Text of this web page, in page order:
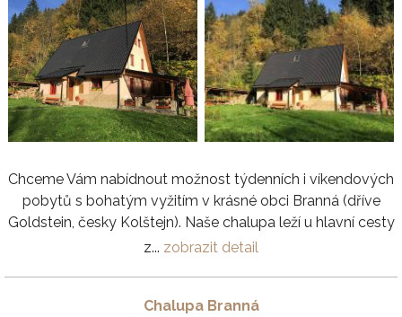
Chceme Vám nabídnout možnost týdenních i víkendových
pobytů s bohatým vyžitím v krásné obci Branná (dříve
Goldstein, česky Kolštejn). Naše chalupa leží u hlavní cesty
z... zobrazit detail
Chalupa Branná